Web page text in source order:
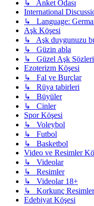
↳ Anket Odası
International
↳ Language:
Aşk Köşesi
↳ Aşk duygunuzu
↳ Güzin abla
↳ Güzel Aşk Sözleri
Ezoterizm Köşesi
↳ Fal ve Burçlar
↳ Rüya tabirleri
↳ Büyüler
↳ Cinler
Spor Köşesi
↳ Voleybol
↳ Futbol
↳ Basketbol
Video ve Resimler
↳ Videolar
↳ Resimler
↳ Videolar 18+
↳ Korkunç
Edebiyat Köşesi